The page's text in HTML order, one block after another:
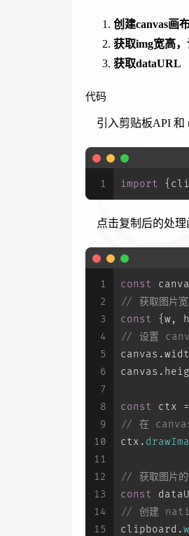
创建canvas画
获取img宽高，
获取dataURL
代码
引入剪贴板API 和
1 import
点击复制后的处
1
2
3
4
5
6
7
8
9
10
11
12
13
14
15
const
// 获取图片宽
const
{w,
// 设置
canvas.
canvas.
const ctx
// 在
ctx.
// 获取图片
const
// 创建
clipboard.